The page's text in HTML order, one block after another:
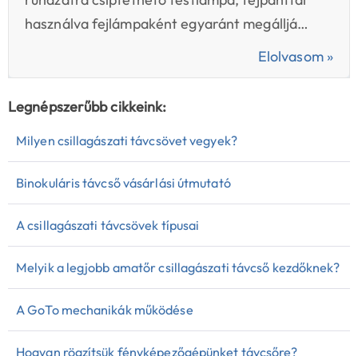
használva fejlámpaként egyaránt megálljá…
Elolvasom »
Legnépszerűbb cikkeink:
Milyen csillagászati távcsövet vegyek?
Binokuláris távcső vásárlási útmutató
A csillagászati távcsövek típusai
Melyik a legjobb amatőr csillagászati távcső kezdőknek?
A GoTo mechanikák működése
Hogyan rögzítsük fényképezőgépünket távcsőre?